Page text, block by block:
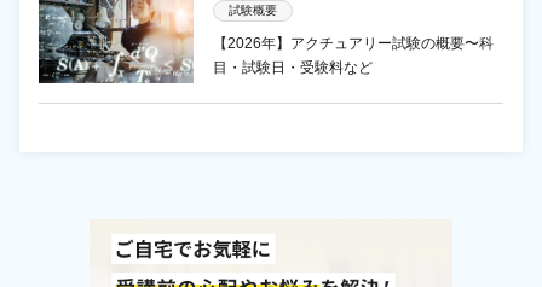
試験概要
【2026年】アクチュアリー試験の概要〜科
目・試験日・受験料など